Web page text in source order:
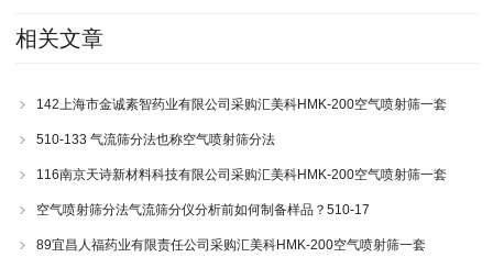
相关文章
142上海市金诚素智药业有限公司采购汇美科HMK-200空气喷射筛一套
510-133 气流筛分法也称空气喷射筛分法
116南京天诗新材料科技有限公司采购汇美科HMK-200空气喷射筛一套
空气喷射筛分法气流筛分仪分析前如何制备样品？510-17
89宜昌人福药业有限责任公司采购汇美科HMK-200空气喷射筛一套